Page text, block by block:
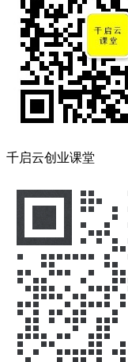
千启云创业课堂